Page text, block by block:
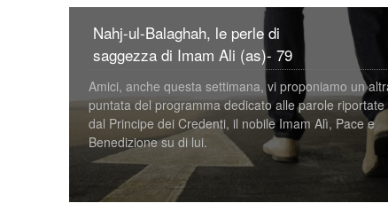
Nahj-ul-Balaghah, le perle di
saggezza di Imam Ali (as)- 79
Amici, anche questa settimana, vi proponiamo un
puntata del programma dedicato alle parole riportate
dal Principe dei Credenti, il nobile Imam Alì, Pace e
Benedizione su di lui.